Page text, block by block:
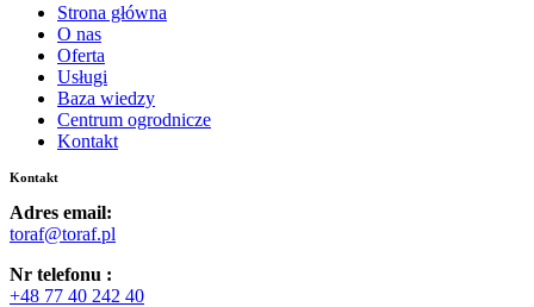
Strona główna
O nas
Oferta
Usługi
Baza wiedzy
Centrum ogrodnicze
Kontakt
Kontakt
Adres email:
toraf@toraf.pl
Nr telefonu :
+48 77 40 242 40